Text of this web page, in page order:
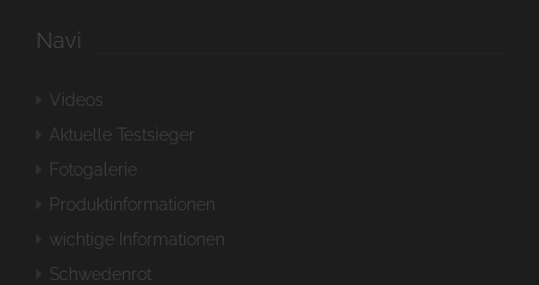
Navi
Videos
Aktuelle Testsieger
Fotogalerie
Produktinformationen
wichtige Informationen
Schwedenrot